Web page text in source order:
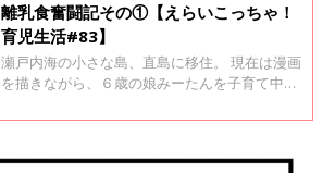
離乳食奮闘記その①【えらいこっちゃ！
育児生活#83】
瀬戸内海の小さな島、直島に移住。 現在は漫画
を描きながら、６歳の娘みーたんを子育て中。
を漫画で公開中。